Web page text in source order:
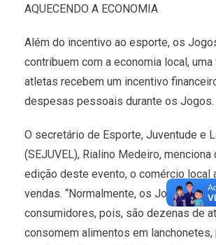
AQUECENDO A ECONOMIA
Além do incentivo ao esporte, os
contribuem com a economia local,
atletas recebem um incentivo
despesas pessoais durante os Jogos.
O secretário de Esporte, Juventude e
(SEJUVEL), Rialino Medeiro, menciona
edição deste evento, o comércio local
vendas. “Normalmente, os Jogos
consumidores, pois, são dezenas de
consomem alimentos em